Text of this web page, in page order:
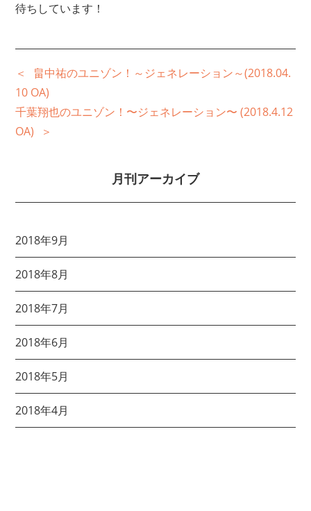
待ちしています！
畠中祐のユニゾン！～ジェネレーション～(2018.04.
10 OA)
千葉翔也のユニゾン！〜ジェネレーション〜 (2018.4.12
OA)
月刊アーカイブ
2018年9月
2018年8月
2018年7月
2018年6月
2018年5月
2018年4月